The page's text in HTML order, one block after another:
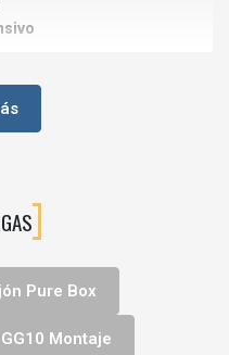
20 kg
Pure Box
Montaje